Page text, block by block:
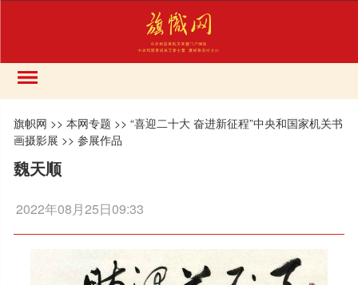
旗帜网 >>本网专题 >>“喜迎二十大 奋进新征程”中央和国家机关书
画摄影展 >>参展作品
魏天顺
2022年08月25日09:33